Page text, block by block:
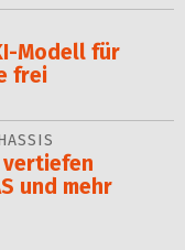
Modell für
frei
vertiefen
und mehr